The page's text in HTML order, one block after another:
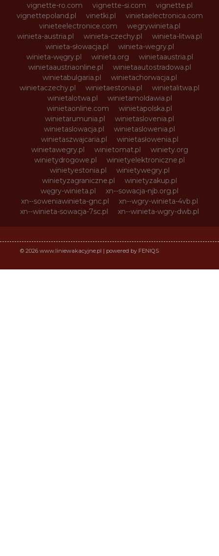
vignette-ro.com
vignette-si.com
vignette.pl
vignettepoland.pl
vinetki.pl
vinietaelectronica.com
vinieteelectronice.com
wegrywinieta.pl
winieta-austria.pl
winieta-czechy.pl
winieta-litwa.pl
winieta-słowacja.pl
winieta-wegry.pl
winieta-węgry.pl
winieta.org
winietaaustria.pl
winietaaustriaonline.pl
winietaautostradowa.pl
winietabulgaria.pl
winietachorwacja.pl
winietaczechy.pl
winietaestonia.pl
winietalitwa.pl
winietalotwa.pl
winietamoldawia.pl
winietaonline.com
winietapolska.pl
winietarumunia.pl
winietaslovenia.pl
winietaslowacja.pl
winietaslowenia.pl
winietaszwajcaria.pl
winietasłowenia.pl
winietawegry.pl
winietomat.pl
winiety.org
winietydrogowe.pl
winietyelektroniczne.pl
winietyestonia.pl
winietywegry.pl
winietyzagraniczne.pl
winietyzakup.pl
węgry-winieta.pl
xn--sowacja-njb.org.pl
xn--soweniawinieta-gnc.pl
xn--wgry-winieta-4vb.pl
xn--winieta-sowacja-7sc.pl
xn--winieta-wgry-dwb.pl
© 2026 www.liniewakacyjne.pl | powered by FENIQS